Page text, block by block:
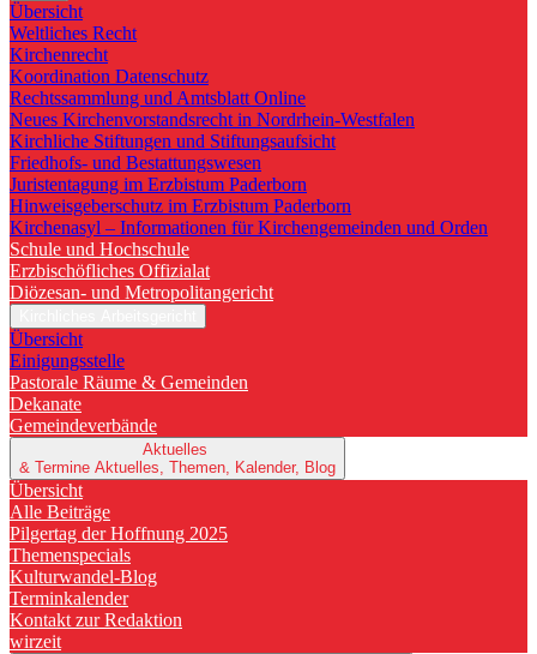
Übersicht
Weltliches Recht
Kirchenrecht
Koordination Datenschutz
Rechtssammlung und Amtsblatt Online
Neues Kirchenvorstandsrecht in Nordrhein-Westfalen
Kirchliche Stiftungen und Stiftungsaufsicht
Friedhofs- und Bestattungswesen
Juristentagung im Erzbistum Paderborn
Hinweisgeberschutz im Erzbistum Paderborn
Kirchenasyl – Informationen für Kirchengemeinden und Orden
Schule und Hochschule
Erzbischöfliches Offizialat
Diözesan- und Metropolitangericht
Übersicht
Einigungsstelle
Pastorale Räume & Gemeinden
Dekanate
Gemeindeverbände
Aktuelles
& Termine Aktuelles, Themen, Kalender, Blog
Übersicht
Alle Beiträge
Pilgertag der Hoffnung 2025
Themenspecials
Kulturwandel-Blog
Terminkalender
Kontakt zur Redaktion
wirzeit